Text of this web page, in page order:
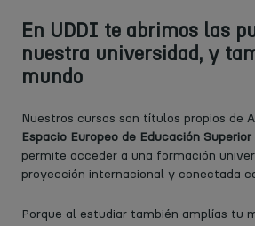
En UDDI te abrimos las
nuestra universidad, y
mundo
Nuestros cursos son títulos propios de
Espacio Europeo de Educación Superior
permite acceder a una formación
proyección internacional y conectada
Porque al estudiar también amplías tu